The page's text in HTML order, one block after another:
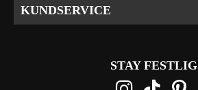
KUNDSERVICE
STAY FESTLIG